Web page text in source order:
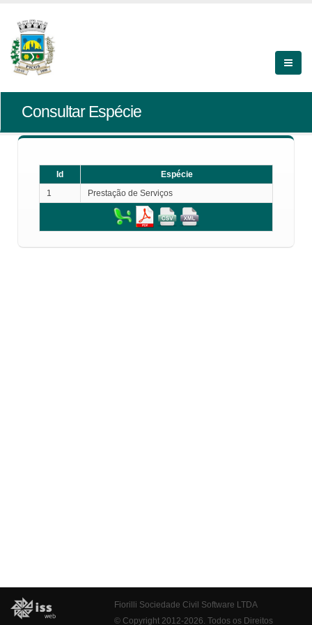
Consultar Espécie
Id
Espécie
1
Prestação de Serviços
Fiorilli Sociedade Civil Software LTDA
© Copyright 2012-2026. Todos os Direitos